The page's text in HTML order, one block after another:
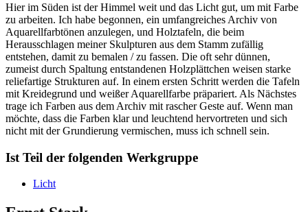
Hier im Süden ist der Himmel weit und das Licht gut, um mit Farbe
zu arbeiten. Ich habe begonnen, ein umfangreiches Archiv von
Aquarellfarbtönen anzulegen, und Holztafeln, die beim
Herausschlagen meiner Skulpturen aus dem Stamm zufällig
entstehen, damit zu bemalen / zu fassen. Die oft sehr dünnen,
zumeist durch Spaltung entstandenen Holzplättchen weisen starke
reliefartige Strukturen auf. In einem ersten Schritt werden die Tafeln
mit Kreidegrund und weißer Aquarellfarbe präpariert. Als Nächstes
trage ich Farben aus dem Archiv mit rascher Geste auf. Wenn man
möchte, dass die Farben klar und leuchtend hervortreten und sich
nicht mit der Grundierung vermischen, muss ich schnell sein.
Ist Teil der folgenden Werkgruppe
Licht